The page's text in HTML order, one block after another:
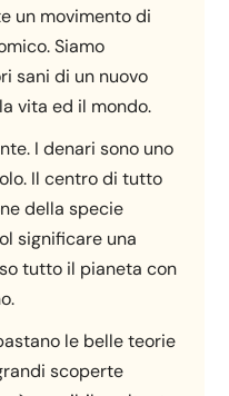
un movimento di
Siamo
sani di un nuovo
vita ed il mondo.
I denari sono uno
Il centro di tutto
della specie
significare una
tutto il pianeta con
le belle teorie
scoperte